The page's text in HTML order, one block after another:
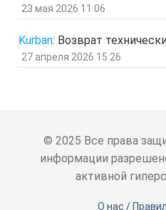
SPPS
ау, есть кто живой здесь?)
Гость
Гость
23 мая 2026 11:06
Kurban: Возврат
27 апреля 2026 15:26
© 2025 Все права
информации
активной
О нас /